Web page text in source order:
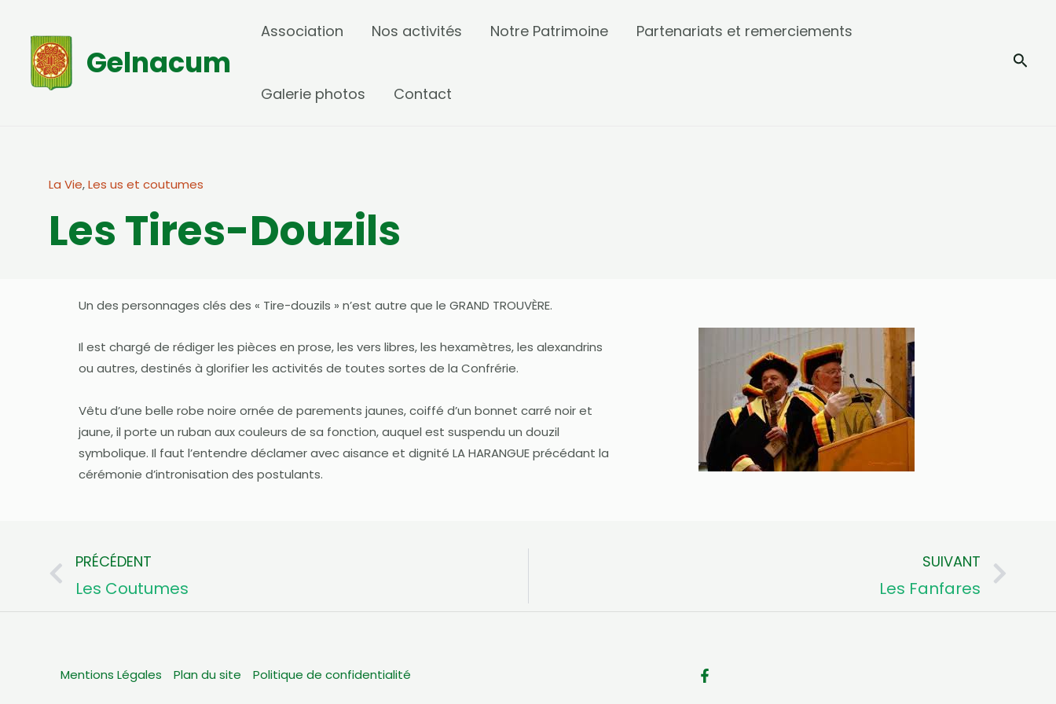
contenu
Gelnacum
Association Nos activités Notre Patrimoine Partenariats et remerciements
Galerie photos Contact
La Vie,Les us et coutumes
Les Tires-Douzils
Un des personnages clés des « Tire-douzils » n’est autre que le GRAND TROUVÈRE.
Il est chargé de rédiger les pièces en prose, les vers libres, les hexamètres, les alexandrins
ou autres, destinés à glorifier les activités de toutes sortes de la Confrérie.
Vêtu d’une belle robe noire ornée de parements jaunes, coiffé d’un bonnet carré noir et
jaune, il porte un ruban aux couleurs de sa fonction, auquel est suspendu un douzil
symbolique. Il faut l’entendre déclamer avec aisance et dignité LA HARANGUE précédant la
cérémonie d’intronisation des postulants.
Précédent
PRÉCÉDENT
Les Coutumes
SUIVANT
Les Fanfares
Mentions Légales Plan du site Politique de confidentialité